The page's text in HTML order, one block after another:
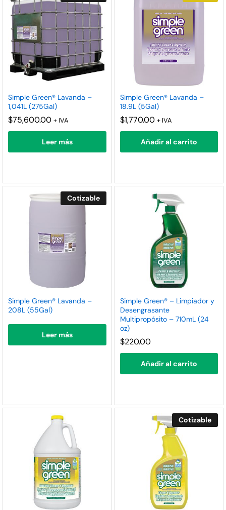
Simple Green® Lavanda –
1,041L (275Gal)
$75,600.00 + IVA
Leer más
Simple Green® Lavanda –
18.9L (5Gal)
$1,770.00 + IVA
Añadir al carrito
Cotizable
Simple Green® Lavanda –
208L (55Gal)
Leer más
Simple Green® – Limpiador y
Desengrasante
Multipropósito – 710mL (24
oz)
$220.00
Añadir al carrito
Cotizable